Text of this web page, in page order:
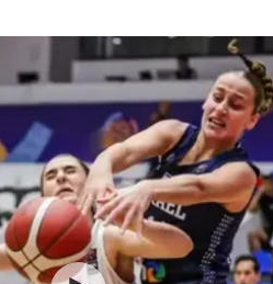
הפועל תל אביב
הפועל חיפה
הפועל באר שבע
מכבי נתניה
בני יהודה